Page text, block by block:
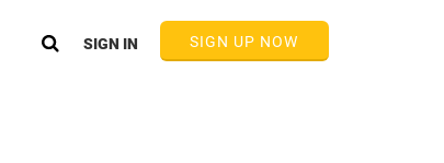
SIGN UP NOW
SIGN IN